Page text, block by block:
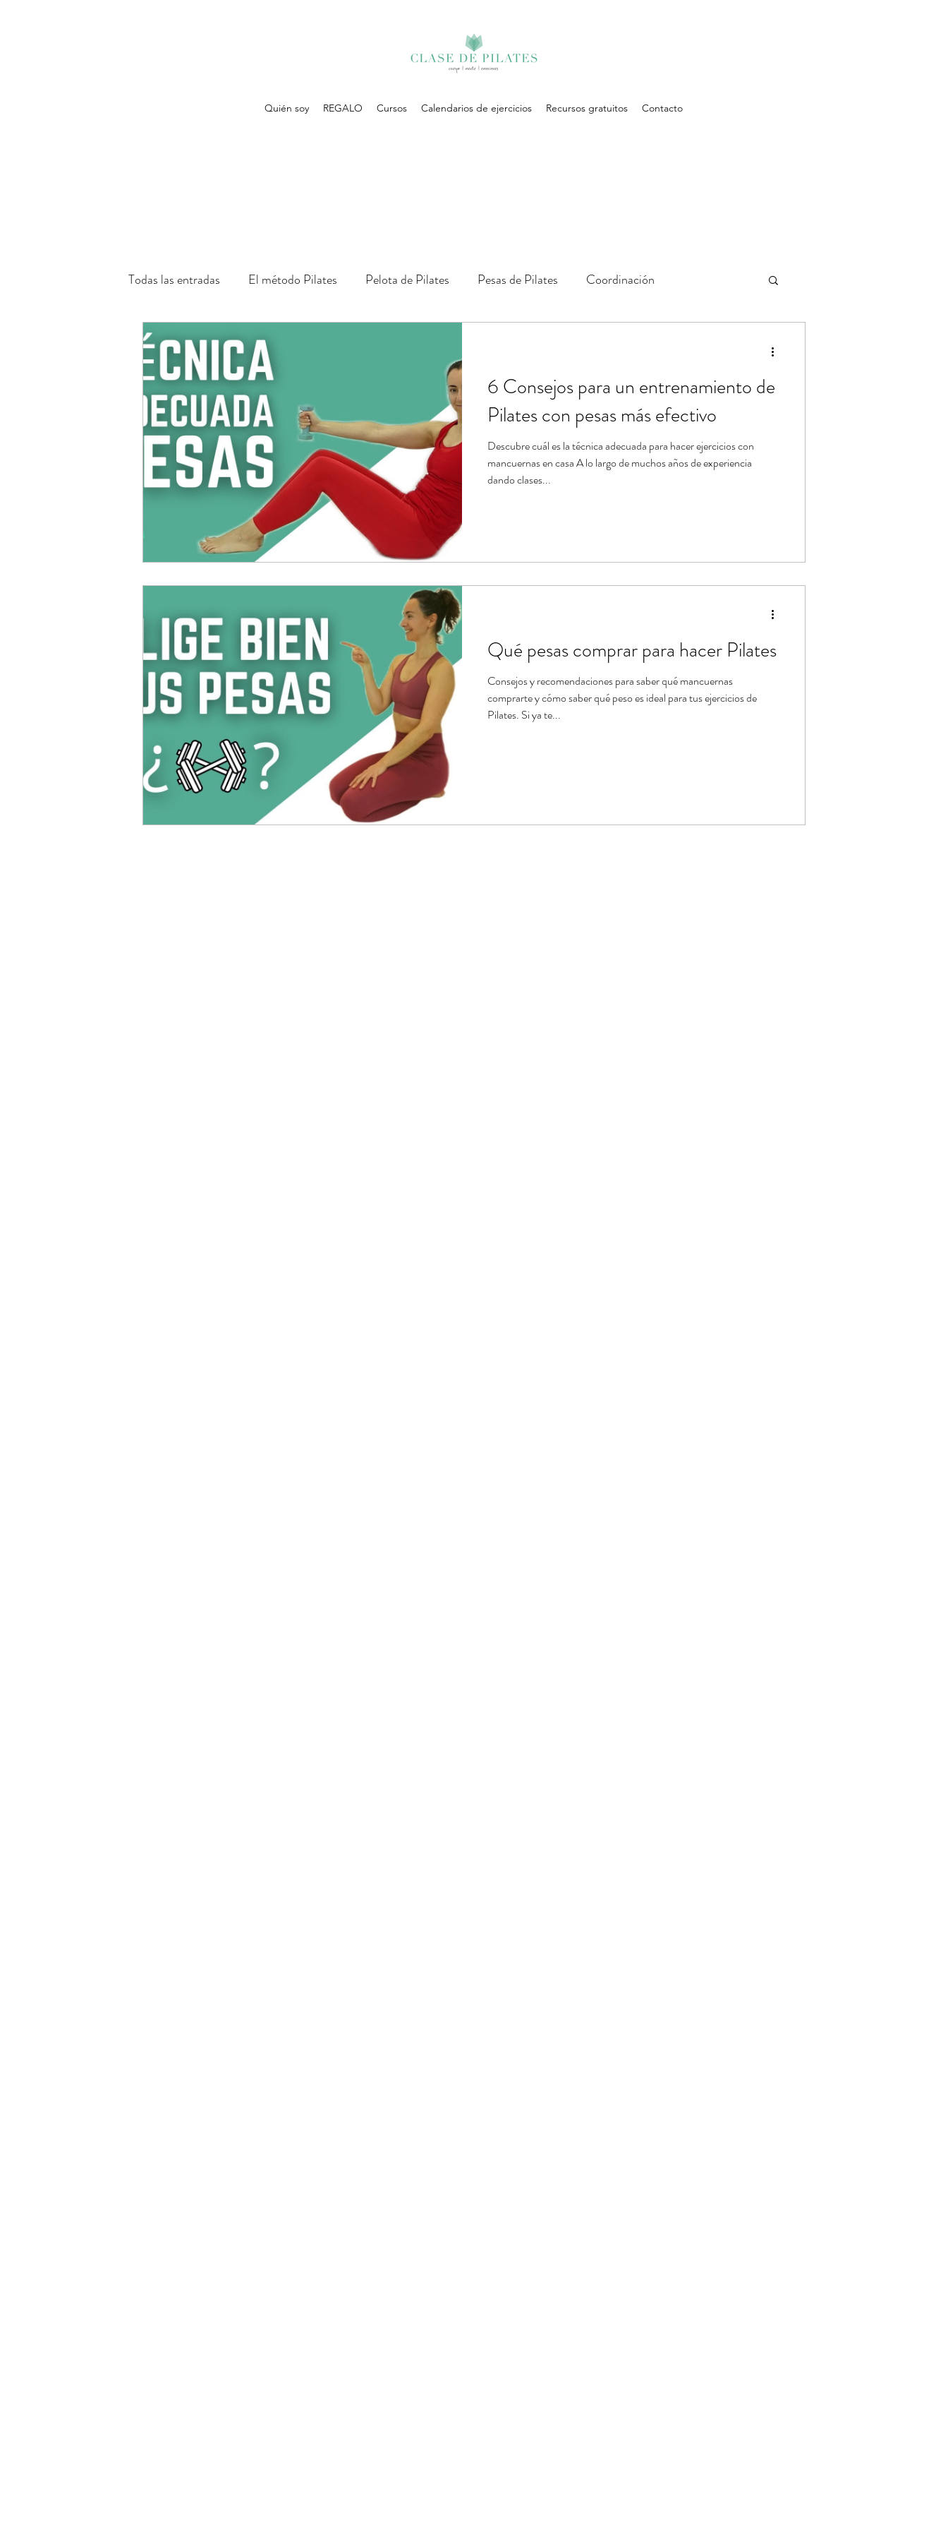
Quién soy REGALO Cursos Calendarios de ejercicios Recursos gratuitos Contacto
Todas las entradas El método Pilates Pelota de Pilates Pesas de Pilates Coordinación
Aro mágico de Pilates
Consejos para una vida saludable Tablas de ejercicios en pdf
6 Consejos para un entrenamiento de
Pilates con pesas más efectivo
Descubre cuál es la técnica adecuada para hacer ejercicios con
mancuernas en casa A lo largo de muchos años de experiencia
dando clases...
Qué pesas comprar para hacer Pilates
Consejos y recomendaciones para saber qué mancuernas
comprarte y cómo saber qué peso es ideal para tus ejercicios de
Pilates. Si ya te...